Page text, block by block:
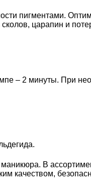
пигментами.
царапин и
– 2 минуты. При
В
качеством,